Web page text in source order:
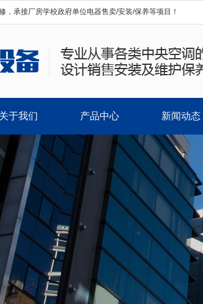
，承接厂房学校政府单位电器售卖/安装/保养等项目！
关于我们 产品中心 新闻动态